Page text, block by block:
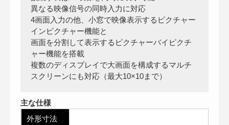
異なる映像信号の同時入力に対応
4画面入力の他、小窓で映像表示するピクチャー
インピクチャー機能と
画面を分割して表示するピクチャーバイピクチ
ャー機能を搭載
複数のディスプレイで大画面を構成するマルチ
スクリーンにも対応（最大10×10まで）
主な仕様
外形寸法